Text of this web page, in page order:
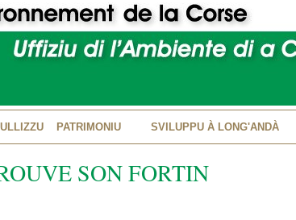
PATRIMONIU SVILUPPU À LONG'ANDÀ
SON FORTIN